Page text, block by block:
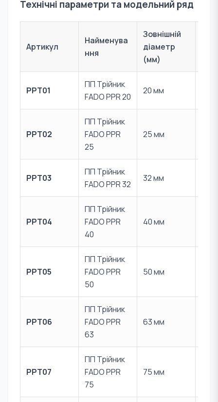
Технічні параметри та модельний ряд
Артикул
Найменува
ння
Зовнішній
діаметр
(мм)
PPT01
ПП Трійник
FADO PPR 20
20 мм
PPT02
ПП Трійник
FADO PPR
25
25 мм
PPT03
ПП Трійник
FADO PPR 32
32 мм
PPT04
ПП Трійник
FADO PPR
40
40 мм
PPT05
ПП Трійник
FADO PPR
50
50 мм
PPT06
ПП Трійник
FADO PPR
63
63 мм
PPT07
ПП Трійник
FADO PPR
75
75 мм